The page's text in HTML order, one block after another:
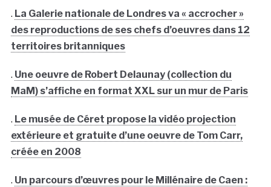
. La Galerie nationale de Londres va « accrocher »
des reproductions de ses chefs d’oeuvres dans 12
territoires britanniques
. Une oeuvre de Robert Delaunay (collection du
MaM) s’affiche en format XXL sur un mur de Paris
. Le musée de Céret propose la vidéo projection
extérieure et gratuite d’une oeuvre de Tom Carr,
créée en 2008
. Un parcours d’œuvres pour le Millénaire de Caen :